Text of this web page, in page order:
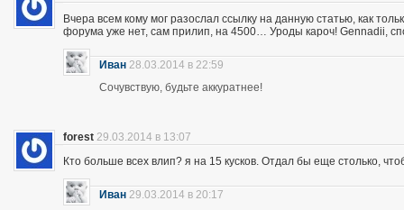
Вчера всем кому мог разослал ссылку на данную статью, как
форума уже нет, сам прилип, на 4500… Уроды кароч! Gennadii,
Иван 28.03.2014 в 22:59
Сочувствую, будьте аккуратнее!
forest 29.03.2014 в 13:07
Кто больше всех влип? я на 15 кусков. Отдал бы еще столько,
Иван 29.03.2014 в 20:17